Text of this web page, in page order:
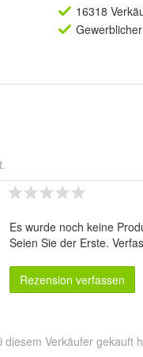
16318
Gewerblich
Es wurde noch keine
Seien Sie der Erste.
Rezension verfassen
Verkäufer gekauft